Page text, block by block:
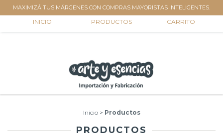
MAXIMIZÁ TUS MÁRGENES CON COMPRAS MAYORISTAS INTELIGENTES.
INICIO PRODUCTOS CARRITO
0
Inicio > Productos
PRODUCTOS